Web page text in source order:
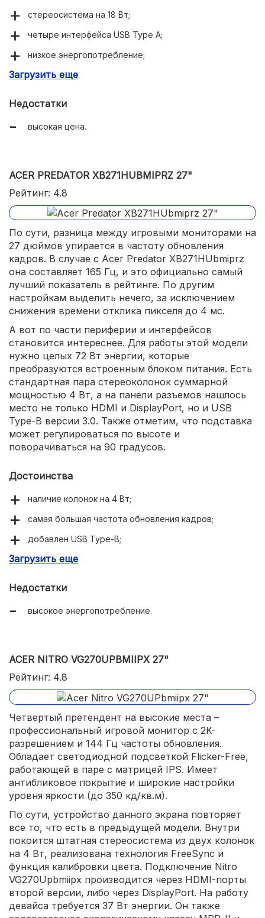
стереосистема на 18 Вт;
четыре интерфейса USB Type A;
низкое энергопотребление;
4K-разрешение;
настроек.
Загрузить еще
Недостатки
высокая цена.
ACER PREDATOR XB271HUBMIPRZ 27"
Рейтинг: 4.8
По сути, разница между игровыми мониторами на
27 дюймов упирается в частоту обновления
кадров. В случае с Acer Predator XB271HUbmiprz
она составляет 165 Гц, и это официально самый
лучший показатель в рейтинге. По другим
настройкам выделить нечего, за исключением
снижения времени отклика пикселя до 4 мс.
А вот по части периферии и интерфейсов
становится интереснее. Для работы этой модели
нужно целых 72 Вт энергии, которые
преобразуются встроенным блоком питания. Есть
стандартная пара стереоколонок суммарной
мощностью 4 Вт, а на панели разъемов нашлось
место не только HDMI и DisplayPort, но и USB
Type-B версии 3.0. Также отметим, что подставка
может регулироваться по высоте и
поворачиваться на 90 градусов.
Достоинства
наличие колонок на 4 Вт;
самая большая частота обновления кадров;
добавлен USB Type-B;
оптимальное соотношение цены и качества.
Загрузить еще
Недостатки
высокое энергопотребление.
ACER NITRO VG270UPBMIIPX 27"
Рейтинг: 4.8
Четвертый претендент на высокие места –
профессиональный игровой монитор с 2K-
разрешением и 144 Гц частоты обновления.
Обладает светодиодной подсветкой Flicker-Free,
работающей в паре с матрицей IPS. Имеет
антибликовое покрытие и широкие настройки
уровня яркости (до 350 кд/кв.м).
По сути, устройство данного экрана повторяет
все то, что есть в предыдущей модели. Внутри
покоится штатная стереосистема из двух колонок
на 4 Вт, реализована технология FreeSync и
функция калибровки цвета. Подключение Nitro
VG270Upbmiipx производится через HDMI-порты
второй версии, либо через DisplayPort. На работу
девайса требуется 37 Вт энергии. Он также